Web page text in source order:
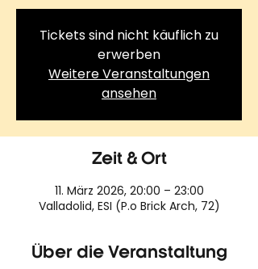
Tickets sind nicht käuflich zu
erwerben
Weitere Veranstaltungen
ansehen
Zeit & Ort
11. März 2026, 20:00 – 23:00
Valladolid, ESI (P.o Brick Arch, 72)
Über die Veranstaltung